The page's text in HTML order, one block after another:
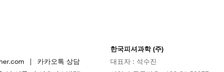
| 카카오톡 상담
한국피셔과학 (주)
대표자 : 석수진